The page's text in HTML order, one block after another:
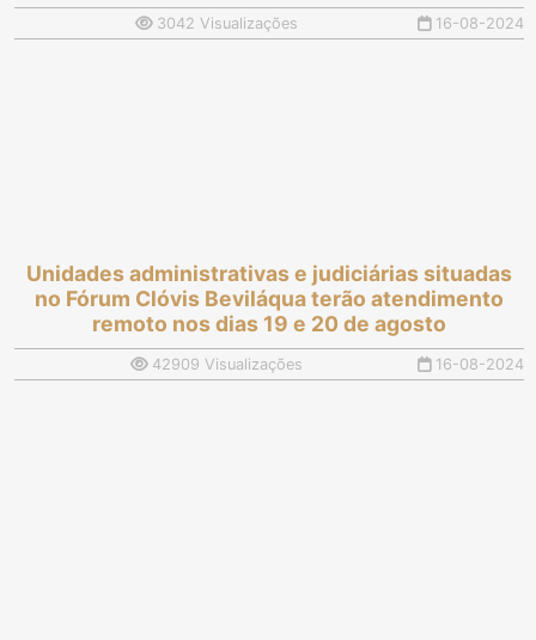
3042 Visualizações 16-08-2024
Unidades administrativas e judiciárias situadas
no Fórum Clóvis Beviláqua terão atendimento
remoto nos dias 19 e 20 de agosto
42909 Visualizações 16-08-2024